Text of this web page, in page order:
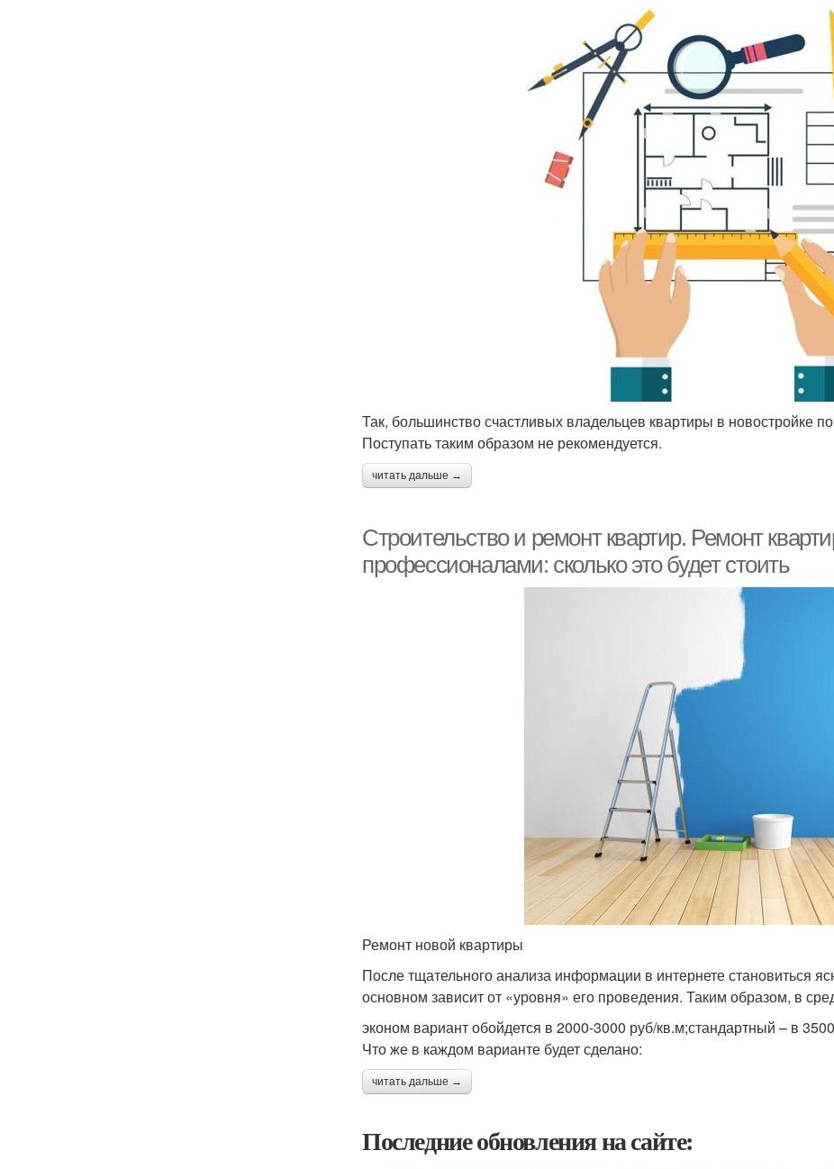
Так, большинство счастливых владельцев квартиры в новостройке
Поступать таким образом не рекомендуется.
читать дальше →
Строительство и ремонт квартир. Ремонт
профессионалами: сколько это будет стоить
Ремонт новой квартиры
После тщательного анализа информации в интернете становиться
основном зависит от «уровня» его проведения. Таким образом, в
эконом вариант обойдется в 2000-3000 руб/кв.м;стандартный – в
Что же в каждом варианте будет сделано:
читать дальше →
Последние обновления на сайте: